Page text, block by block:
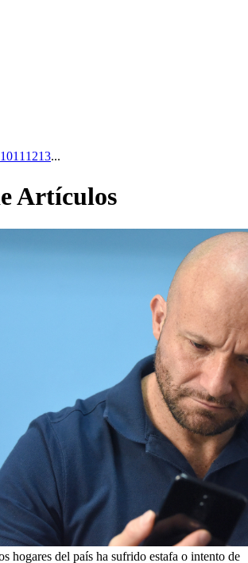
1011 1213...
Artículos
hogares del país ha sufrido estafa o intento de